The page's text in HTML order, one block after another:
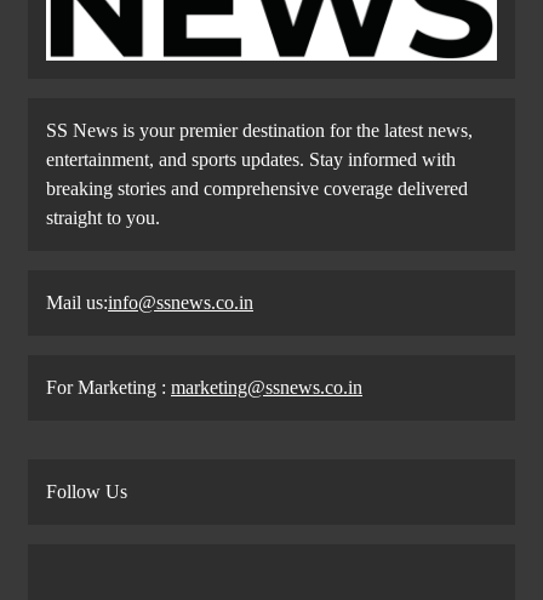
SS News is your premier destination for the latest news,
entertainment, and sports updates. Stay informed with
breaking stories and comprehensive coverage delivered
straight to you.
Mail us:info@ssnews.co.in
For Marketing : marketing@ssnews.co.in
Follow Us